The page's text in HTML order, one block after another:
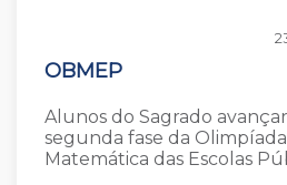
OBMEP
Alunos do Sagrado
segunda fase da
Matemática das Escolas